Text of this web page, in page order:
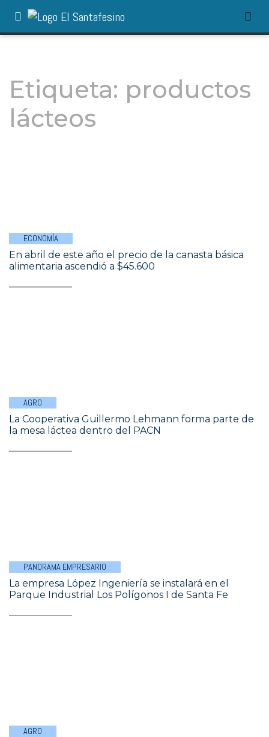
Etiqueta: productos
lácteos
ECONOMÍA
En abril de este año el precio de la canasta básica
alimentaria ascendió a $45.600
AGRO
La Cooperativa Guillermo Lehmann forma parte de
la mesa láctea dentro del PACN
PANORAMA EMPRESARIO
La empresa López Ingeniería se instalará en el
Parque Industrial Los Polígonos I de Santa Fe
AGRO